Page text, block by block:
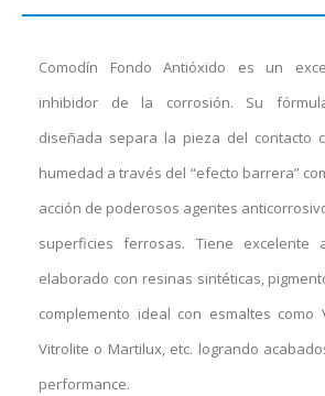
Comodín Fondo Antióxido es un
inhibidor de la corrosión. Su
diseñada separa la pieza del contacto
humedad a través del “efecto barrera”
acción de poderosos agentes
superficies ferrosas. Tiene excelente
elaborado con resinas sintéticas,
complemento ideal con esmaltes como
Vitrolite o Martilux, etc. logrando
performance.